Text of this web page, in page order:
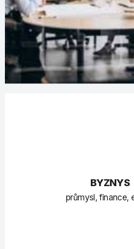
BYZNYS
průmysl, finance,